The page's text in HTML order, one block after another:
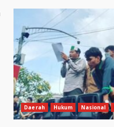
Daerah Hukum Nasional